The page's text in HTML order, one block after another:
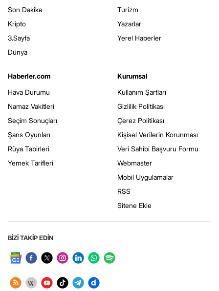
Son Dakika
Kripto
3.Sayfa
Dünya
Turizm
Yazarlar
Yerel Haberler
Haberler.com
Hava Durumu
Namaz Vakitleri
Seçim Sonuçları
Şans Oyunları
Rüya Tabirleri
Yemek Tarifleri
Kurumsal
Kullanım Şartları
Gizlilik Politikası
Çerez Politikası
Kişisel Verilerin Korunması
Veri Sahibi Başvuru Formu
Webmaster
Mobil Uygulamalar
RSS
Sitene Ekle
BİZİ TAKİP EDİN